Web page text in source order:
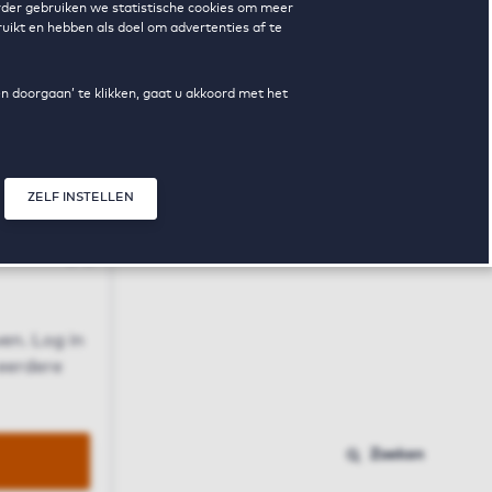
gebruiken we statistische cookies om meer
en hebben als doel om advertenties af te
doorgaan’ te klikken, gaat u akkoord met het
ZELF INSTELLEN
Log in
Zoeken